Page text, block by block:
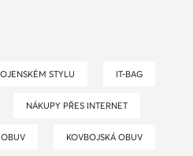
STYLU IT-BAG
NÁKUPY PŘES INTERNET
OBUV KOVBOJSKÁ OBUV